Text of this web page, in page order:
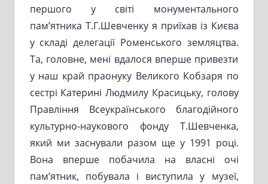
першого у світі монументального
пам’ятника Т.Г.Шевченку я приїхав із Києва
у складі делегації Роменського земляцтва.
Та, головне, мені вдалося вперше привезти
у наш край праонуку Великого Кобзаря по
сестрі Катерині Людмилу Красицьку, голову
Правління Всеукраїнського благодійного
культурно-наукового фонду Т.Шевченка,
який ми заснували разом ще у 1991 році.
Вона вперше побачила на власні очі
пам’ятник, побувала і виступила у музеї,